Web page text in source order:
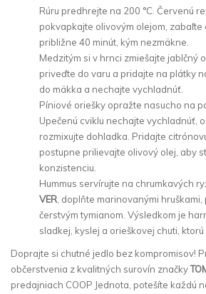
Rúru predhrejte na 200 °C. Červenú
pokvapkajte olivovým olejom, zabaľte
približne 40 minút, kým nezmäkne.
Medzitým si v hrnci zmiešajte jablčný
priveďte do varu a pridajte na plátky
do mäkka a nechajte vychladnúť.
Píniové oriešky opražte nasucho na
Upečenú cviklu nechajte vychladnúť,
rozmixujte dohladka. Pridajte
postupne prilievajte olivový olej, aby
konzistenciu.
Hummus servírujte na chrumkavých
VER , doplňte marinovanými
čerstvým tymianom. Výsledkom je
sladkej, kyslej a orieškovej chuti, ktorú
Doprajte si chutné jedlo bez kompromisov!
občerstvenia z kvalitných surovín značky
predajniach COOP Jednota, potešíte každú